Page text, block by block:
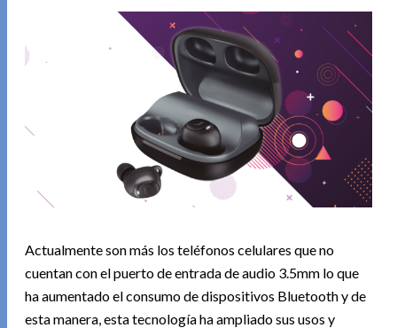
Actualmente son más los teléfonos celulares que no
cuentan con el puerto de entrada de audio 3.5mm lo que
ha aumentado el consumo de dispositivos Bluetooth y de
esta manera, esta tecnología ha ampliado sus usos y